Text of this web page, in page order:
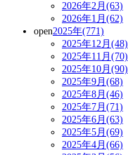
2026年2月(63)
2026年1月(62)
open2025年(771)
2025年12月(48)
2025年11月(70)
2025年10月(90)
2025年9月(68)
2025年8月(46)
2025年7月(71)
2025年6月(63)
2025年5月(69)
2025年4月(66)